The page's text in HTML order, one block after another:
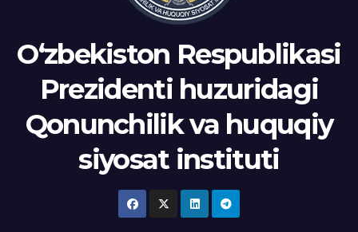
Oʻzbekiston Respublikasi
Prezidenti huzuridagi
Qonunchilik va huquqiy
siyosat instituti